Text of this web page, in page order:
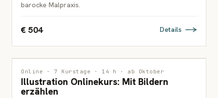
barocke Malpraxis.
€ 504 Details
ILLUSTRATION
ERWACHSENE
Online · 7 Kurstage · 14 h · ab Oktober
Illustration Onlinekurs: Mit Bildern
erzählen